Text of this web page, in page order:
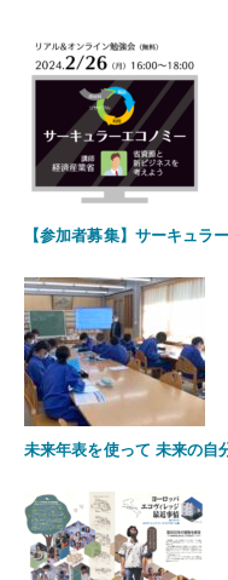
【参加者募集】サーキュラ
未来年表を使って 未来の自